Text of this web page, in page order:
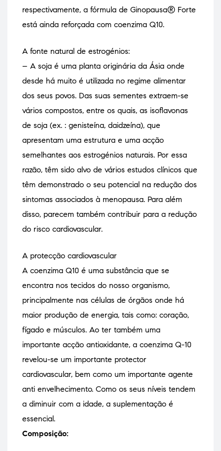
respectivamente, a fórmula de Ginopausa® Forte
está ainda reforçada com coenzima Q10.
A fonte natural de estrogénios:
– A soja é uma planta originária da Ásia onde
desde há muito é utilizada no regime alimentar
dos seus povos. Das suas sementes extraem-se
vários compostos, entre os quais, as isoflavonas
de soja (ex. : genisteína, daidzeína), que
apresentam uma estrutura e uma acção
semelhantes aos estrogénios naturais. Por essa
razão, têm sido alvo de vários estudos clínicos que
têm demonstrado o seu potencial na redução dos
sintomas associados à menopausa. Para além
disso, parecem também contribuir para a redução
do risco cardiovascular.
A protecção cardiovascular
A coenzima Q10 é uma substância que se
encontra nos tecidos do nosso organismo,
principalmente nas células de órgãos onde há
maior produção de energia, tais como: coração,
fígado e músculos. Ao ter também uma
importante acção antioxidante, a coenzima Q-10
revelou-se um importante protector
cardiovascular, bem como um importante agente
anti envelhecimento. Como os seus níveis tendem
a diminuir com a idade, a suplementação é
essencial.
Composição: